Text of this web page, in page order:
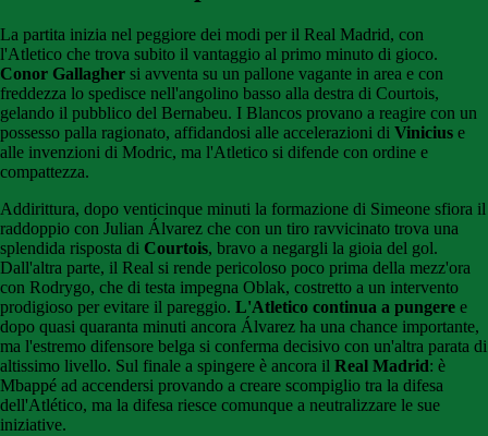
La partita inizia nel peggiore dei modi per il Real Madrid, con
l'Atletico che trova subito il vantaggio al primo minuto di gioco.
Conor Gallagher si avventa su un pallone vagante in area e con
freddezza lo spedisce nell'angolino basso alla destra di Courtois,
gelando il pubblico del Bernabeu. I Blancos provano a reagire con un
possesso palla ragionato, affidandosi alle accelerazioni di Vinicius e
alle invenzioni di Modric, ma l'Atletico si difende con ordine e
compattezza.
Addirittura, dopo venticinque minuti la formazione di Simeone sfiora il
raddoppio con Julian Álvarez che con un tiro ravvicinato trova una
splendida risposta di Courtois, bravo a negargli la gioia del gol.
Dall'altra parte, il Real si rende pericoloso poco prima della mezz'ora
con Rodrygo, che di testa impegna Oblak, costretto a un intervento
prodigioso per evitare il pareggio. L'Atletico continua a pungere e
dopo quasi quaranta minuti ancora Álvarez ha una chance importante,
ma l'estremo difensore belga si conferma decisivo con un'altra parata di
altissimo livello. Sul finale a spingere è ancora il Real Madrid: è
Mbappé ad accendersi provando a creare scompiglio tra la difesa
dell'Atlético, ma la difesa riesce comunque a neutralizzare le sue
iniziative.